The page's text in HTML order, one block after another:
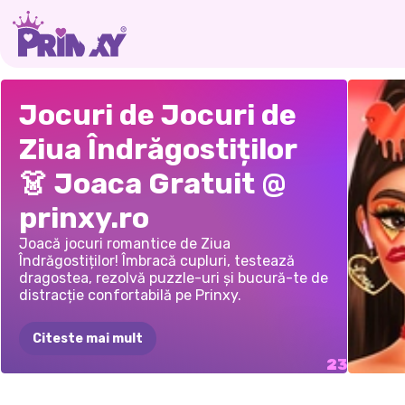
MODĂ:
ZIUA
ÎNDRĂGOSTIȚILOR,
PARTEA
A
3-A
DELUXE
PENTRU
VALENTINE'S
DRAGOSTE
CU
HOROSCOP
ELLIE
Jocuri de Jocuri de
Ziua Îndrăgostiților
👗 Joaca Gratuit @
prinxy.ro
Joacă jocuri romantice de Ziua
Îndrăgostiților! Îmbracă cupluri, testează
dragostea, rezolvă puzzle-uri și bucură-te de
distracție confortabilă pe Prinxy.
Citeste mai mult